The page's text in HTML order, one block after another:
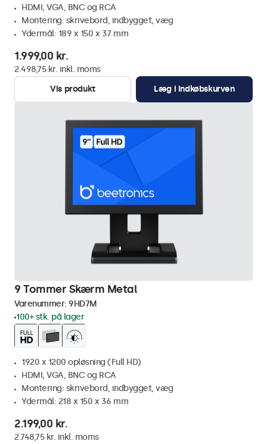
HDMI, VGA, BNC og RCA
Montering: skrivebord, indbygget, væg
Ydermål: 189 x 150 x 37 mm
1.999,00 kr.
2.498,75 kr. inkl. moms
Vis produkt
Læg i indkøbskurven
9 Tommer Skærm Metal
Varenummer: 9HD7M
100+ stk. på lager
1920 x 1200 opløsning (Full HD)
HDMI, VGA, BNC og RCA
Montering: skrivebord, indbygget, væg
Ydermål: 218 x 150 x 36 mm
2.199,00 kr.
2.748,75 kr. inkl. moms